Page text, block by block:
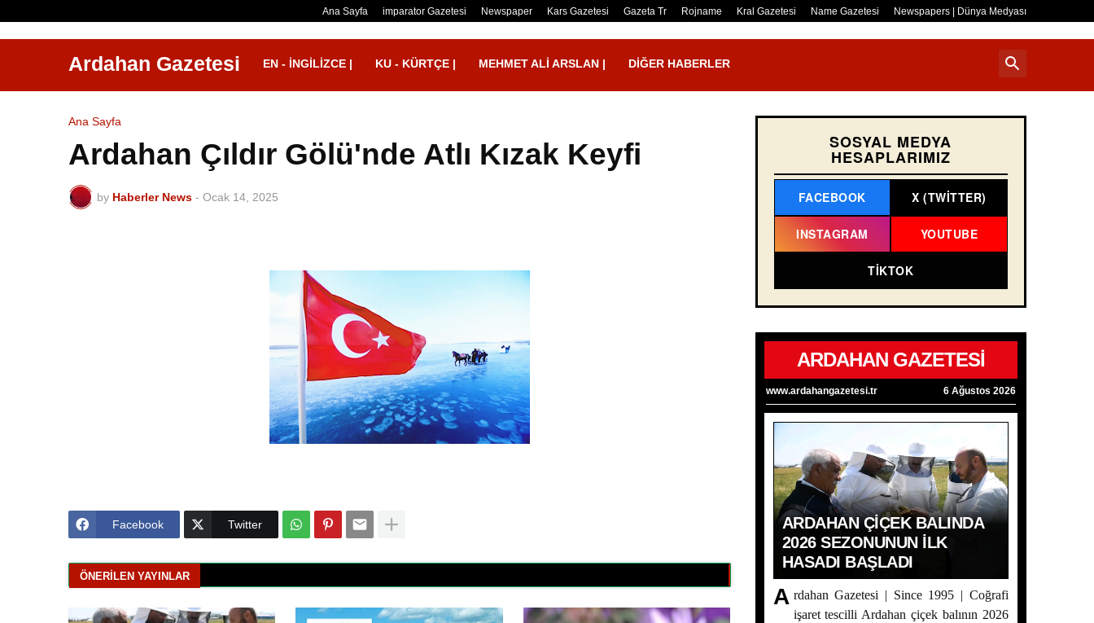
Ana Sayfa imparator Gazetesi Newspaper Kars Gazetesi Gazeta Tr Rojname Kral Gazetesi Name Gazetesi Newspapers | Dünya Medyası
Ardahan Gazetesi EN - İNGILIZCE | KU - KÜRTÇE | MEHMET ALI ARSLAN | DIĞER HABERLER
Ana Sayfa
Ardahan Çıldır Gölü'nde Atlı Kızak Keyfi
by Haberler News - Ocak 14, 2025
Facebook Twitter
ÖNERILEN YAYINLAR
SOSYAL MEDYA
HESAPLARIMIZ
FACEBOOK X (TWITTER)
INSTAGRAM YOUTUBE
TIKTOK
ARDAHAN GAZETESİ
www.ardahangazetesi.tr 6 Ağustos 2026
ARDAHAN ÇIÇEK BALINDA
2026 SEZONUNUN İLK
HASADI BAŞLADI
A rdahan Gazetesi | Since 1995 | Coğrafi
işaret tescilli Ardahan çiçek balının 2026
Ardahan Çiçek Balında 2026 Sezonunun İlk
Hasadı Başladı
Yaşar Geler’in 5 Bölümlük Dev Yazı Dizisi
Başladı! | Bölüm 2 - Ardahan Kültür ve
Turizm
Ardahan Çiçek Balı İçin AB Tescilinde Sona
Doğru